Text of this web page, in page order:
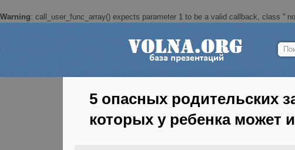
Warning: call_user_func_array() expects parameter 1 to be a valid callback, class ''
5 опасных родительских
которых у ребенка может